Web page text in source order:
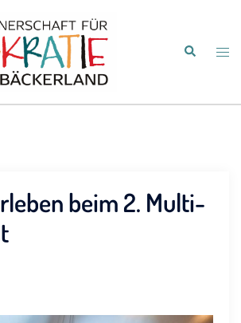
Suche
beim 2. Multi-